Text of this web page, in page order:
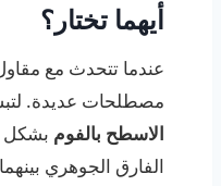
أيهما تختار؟
عندما تتحدث مع
مصطلحات عديدة.
الاسطح بالفوم بشكل
الفارق الجوهري